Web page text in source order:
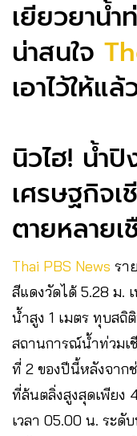
เยียวยาน้ำ
น่าสนใจ
เอาไว้ให้แล้
นิวไฮ! น้ำ
เศรษฐกิจ
ตายหลายเ
Thai PBS News รา
สีแดงวัดได้ 5.28 ม.
น้ำสูง 1 เมตร ทุบส
สถานการณ์น้ำท่วมเ
ที่ 2 ของปีนี้หลังจาก
ที่ล้นตลิ่งสูงสุดเพียง
เวลา 05.00 น. ระดั